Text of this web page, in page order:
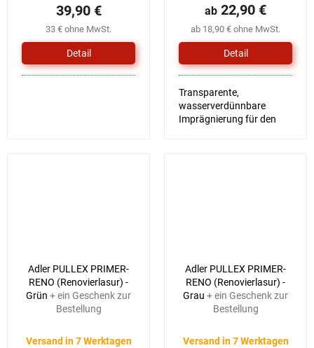
33 € ohne MwSt.
39,90 €
Detail
ab 18,90 € ohne MwSt.
ab 22,90 €
Detail
Transparente,
wasserverdünnbare
Imprägnierung für den
Adler PULLEX PRIMER-
RENO (Renovierlasur) -
Grün + ein Geschenk zur
Bestellung
Versand in 7 Werktagen
Adler PULLEX PRIMER-
RENO (Renovierlasur) -
Grau + ein Geschenk zur
Bestellung
Versand in 7 Werktagen